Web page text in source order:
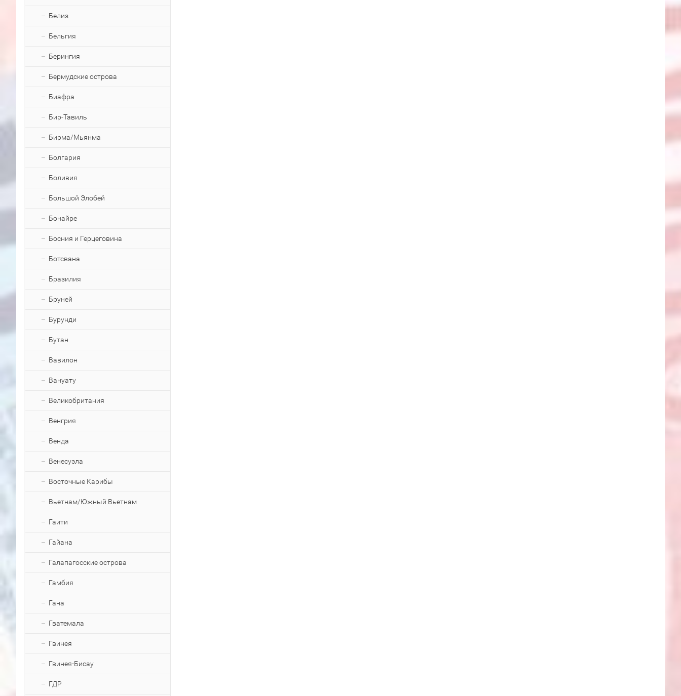
Белиз
Бельгия
Берингия
Бермудские острова
Биафра
Бир-Тавиль
Бирма/Мьянма
Болгария
Боливия
Большой Элобей
Бонайре
Босния и Герцеговина
Ботсвана
Бразилия
Бруней
Бурунди
Бутан
Вавилон
Вануату
Великобритания
Венгрия
Венда
Венесуэла
Восточные Карибы
Вьетнам/Южный Вьетнам
Гаити
Гайана
Галапагосские острова
Гамбия
Гана
Гватемала
Гвинея
Гвинея-Бисау
ГДР